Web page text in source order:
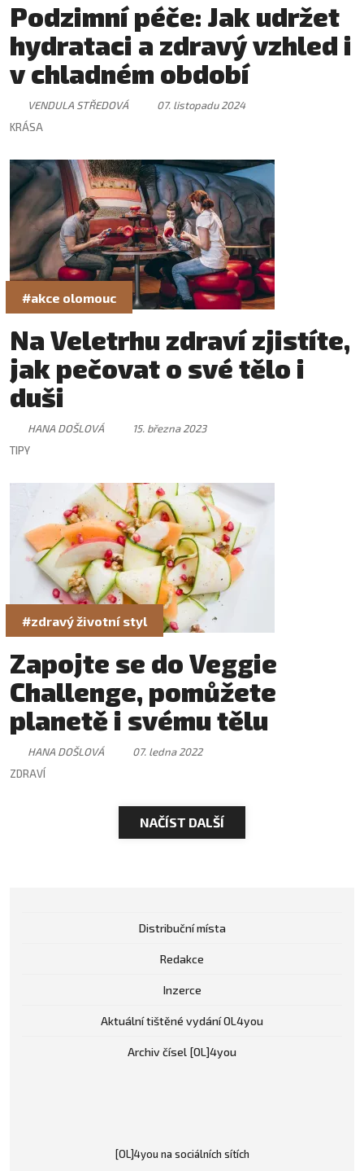
Podzimní péče: Jak udržet
hydrataci a zdravý vzhled i
v chladném období
VENDULA STŘEDOVÁ
07. listopadu 2024
KRÁSA
#akce olomouc
Na Veletrhu zdraví zjistíte,
jak pečovat o své tělo i
duši
HANA DOŠLOVÁ
15. března 2023
TIPY
#zdravý životní styl
Zapojte se do Veggie
Challenge, pomůžete
planetě i svému tělu
HANA DOŠLOVÁ
07. ledna 2022
ZDRAVÍ
NAČÍST DALŠÍ
Distribuční místa
Redakce
Inzerce
Aktuální tištěné vydání OL4you
Archiv čísel [OL]4you
[OL]4you na sociálních sítích